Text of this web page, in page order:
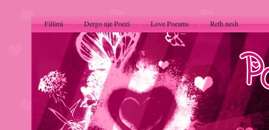
Fillimi Dergo nje Poezi Love Poeams Reth nesh